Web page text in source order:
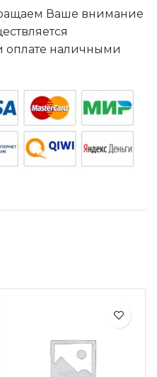
Ваше внимание
оплате наличными